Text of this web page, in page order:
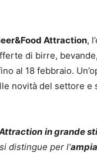
Attraction,
di birre,
al 18 febbraio.
novità del settore
in grande
distingue per l’